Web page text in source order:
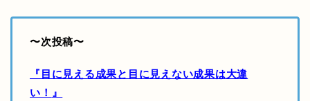
〜次投稿〜
『目に見える成果と目に見えない成果は大違
い！
』